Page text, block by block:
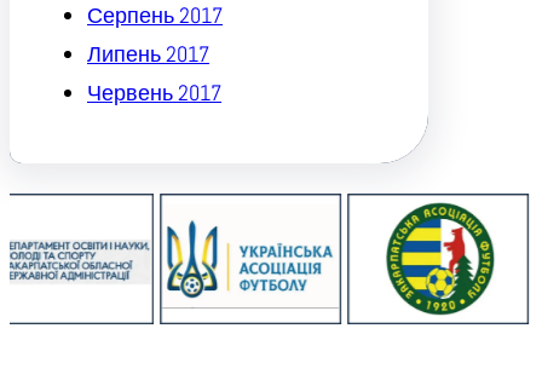
Серпень 2017
Липень 2017
Червень 2017